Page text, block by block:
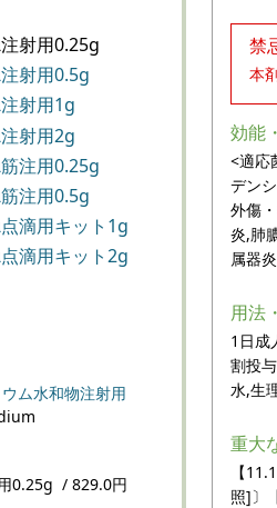
射用0.25g
射用0.5g
射用1g
射用2g
注用0.25g
注用0.5g
滴用キット1g
滴用キット2g
ム水和物注射用
0.25g / 829.0円
禁
本
効能
<適応
デン
外傷
炎,肺
属器
用法
1日成
割投
水,生
重大
【
照]〕